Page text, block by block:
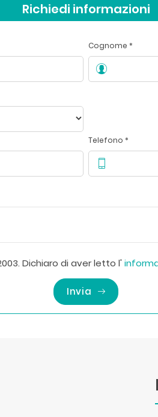
Richiedi informazioni
Cognome *
Telefono *
Dichiaro di aver letto l'
Invia